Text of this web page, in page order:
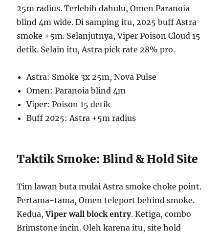
25m radius. Terlebih dahulu, Omen Paranoia
blind 4m wide. Di samping itu, 2025 buff Astra
smoke +5m. Selanjutnya, Viper Poison Cloud 15
detik. Selain itu, Astra pick rate 28% pro.
Astra: Smoke 3x 25m, Nova Pulse
Omen: Paranoia blind 4m
Viper: Poison 15 detik
Buff 2025: Astra +5m radius
Taktik Smoke: Blind & Hold Site
Tim lawan buta mulai Astra smoke choke point.
Pertama-tama, Omen teleport behind smoke.
Kedua,Viper wall block entry. Ketiga, combo
Brimstone incin. Oleh karena itu, site hold